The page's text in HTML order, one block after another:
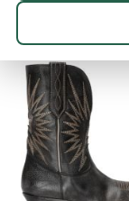
44 resultaten: